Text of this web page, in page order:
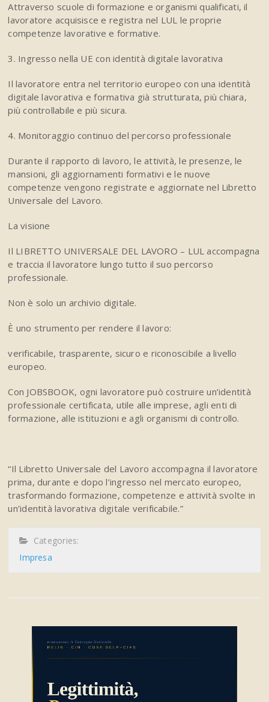
Attraverso scuole di formazione e organismi qualificati, il
lavoratore acquisisce e registra nel LUL le proprie
competenze lavorative e formative.
3. Ingresso nella UE con identità digitale lavorativa
Il lavoratore entra nel territorio europeo con una identità
digitale lavorativa e formativa già strutturata, più chiara,
più controllabile e più sicura.
4. Monitoraggio continuo del percorso professionale
Durante il rapporto di lavoro, le attività, le presenze, le
mansioni, gli aggiornamenti formativi e le nuove
competenze vengono registrate e aggiornate nel Libretto
Universale del Lavoro.
La visione
Il LIBRETTO UNIVERSALE DEL LAVORO – LUL accompagna
e traccia il lavoratore lungo tutto il suo percorso
professionale.
Non è solo un archivio digitale.
È uno strumento per rendere il lavoro:
verificabile, trasparente, sicuro e riconoscibile a livello
europeo.
Con JOBSBOOK, ogni lavoratore può costruire un’identità
professionale certificata, utile alle imprese, agli enti di
formazione, alle istituzioni e agli organismi di controllo.
“Il Libretto Universale del Lavoro accompagna il lavoratore
prima, durante e dopo l’ingresso nel mercato europeo,
trasformando formazione, competenze e attività svolte in
un’identità lavorativa digitale verificabile.”
Categories:
Impresa